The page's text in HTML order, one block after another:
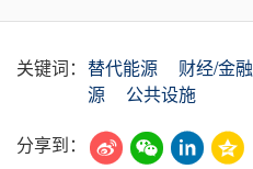
关键词： 替代能源 财经/金融
源
公共设施
分享到：